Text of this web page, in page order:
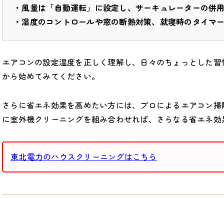
・風量は「自動運転」に設定し、サーキュレーターの
・湿度のコントロールや窓の断熱対策、就寝時のタイ
エアコンの設定温度を正しく理解し、日々のちょっとした
から始めてみてください。
さらに省エネ効果を高めたい方には、プロによるエアコン
に室外機クリーニングを組み合わせれば、さらなる省エネ
東北電力のハウスクリーニングはこちら